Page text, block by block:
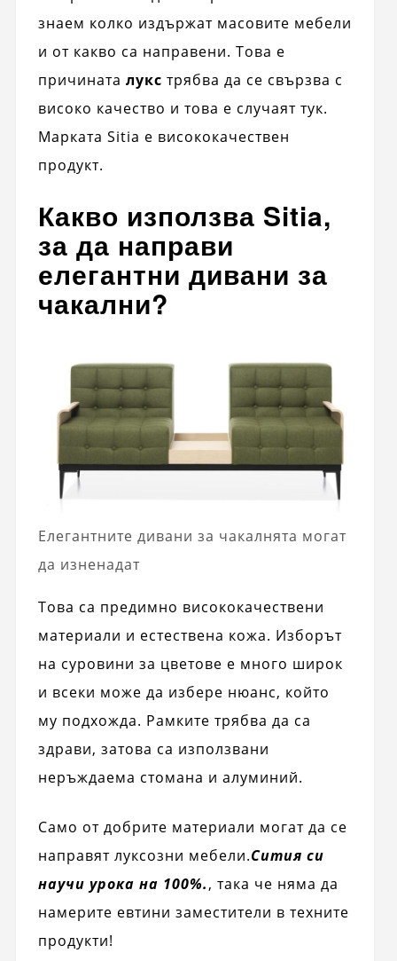
знаем колко издържат масовите мебели
и от какво са направени. Това е
причината лукс трябва да се свързва с
високо качество и това е случаят тук.
Марката Sitia е висококачествен
продукт.
Какво използва Sitia,
за да направи
елегантни дивани за
чакални?
Елегантните дивани за чакалнята могат
да изненадат
Това са предимно висококачествени
материали и естествена кожа. Изборът
на суровини за цветове е много широк
и всеки може да избере нюанс, който
му подхожда. Рамките трябва да са
здрави, затова са използвани
неръждаема стомана и алуминий.
Само от добрите материали могат да се
направят луксозни мебели.Сития си
научи урока на 100%., така че няма да
намерите евтини заместители в техните
продукти!